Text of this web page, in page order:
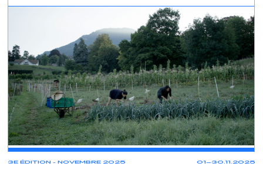
01—30.11.2025
3E ÉDITION - NOVEMBRE 2025